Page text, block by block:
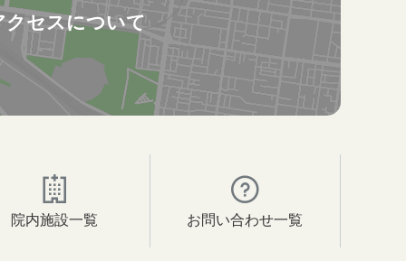
クセスについて
院内施設一覧 お問い合わせ一覧